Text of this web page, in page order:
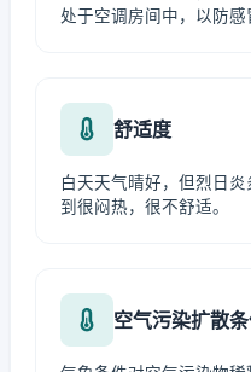
处于空调房间中，以防感
舒适度
白天天气晴好，但烈日
到很闷热，很不舒适。
空气污染扩散